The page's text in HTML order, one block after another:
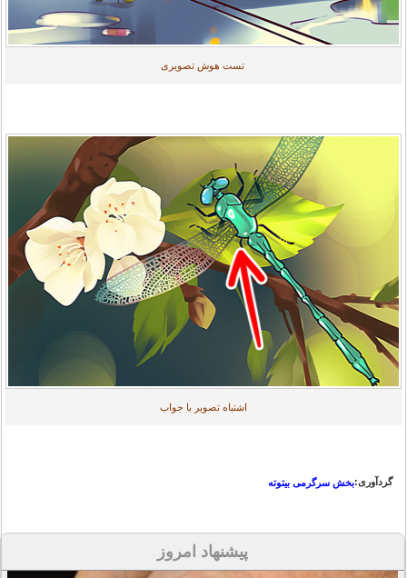
تست هوش تصویری
اشتباه تصویر با جواب
گردآوری:بخش سرگرمی بیتوته
پیشنهاد امروز